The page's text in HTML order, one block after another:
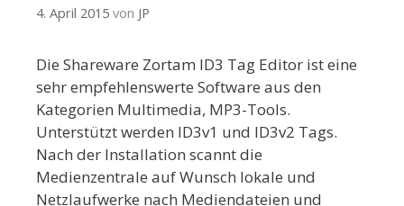
4. April 2015 von JP
Die Shareware Zortam ID3 Tag Editor ist eine
sehr empfehlenswerte Software aus den
Kategorien Multimedia, MP3-Tools.
Unterstützt werden ID3v1 und ID3v2 Tags.
Nach der Installation scannt die
Medienzentrale auf Wunsch lokale und
Netzlaufwerke nach Mediendateien und